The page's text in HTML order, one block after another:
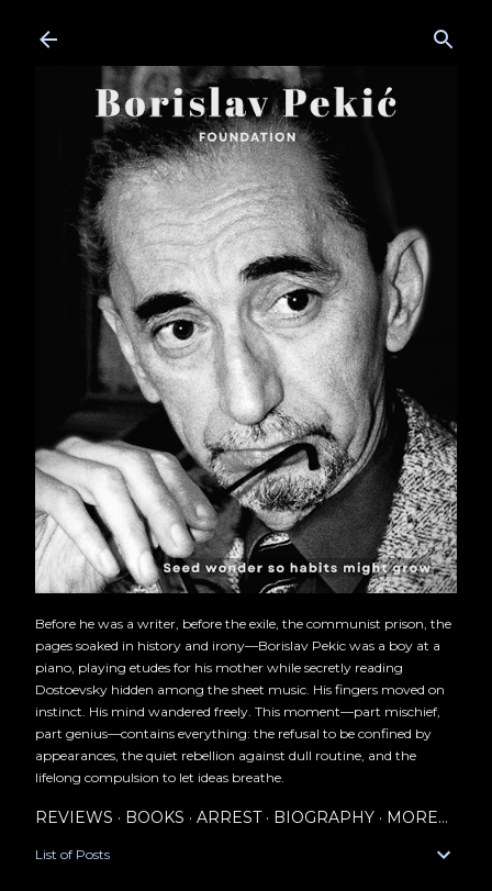
Before he was a writer, before the exile, the communist prison, the
pages soaked in history and irony—Borislav Pekic was a boy at a
piano, playing etudes for his mother while secretly reading
Dostoevsky hidden among the sheet music. His fingers moved on
instinct. His mind wandered freely. This moment—part mischief,
part genius—contains everything: the refusal to be confined by
appearances, the quiet rebellion against dull routine, and the
lifelong compulsion to let ideas breathe.
REVIEWS BOOKS ARREST BIOGRAPHY MORE…
List of Posts